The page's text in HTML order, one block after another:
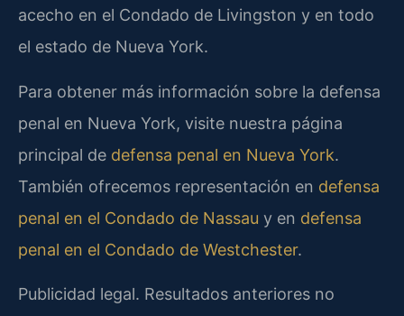
acecho en el Condado de Livingston y en todo
el estado de Nueva York.
Para obtener más información sobre la defensa
penal en Nueva York, visite nuestra página
principal de defensa penal en Nueva York.
También ofrecemos representación en defensa
penal en el Condado de Nassau y en defensa
penal en el Condado de Westchester.
Publicidad legal. Resultados anteriores no